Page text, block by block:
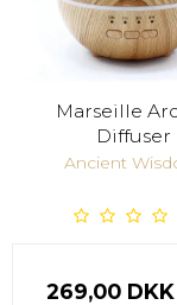
Marseille
Diffuser
Ancient
269,00 DKK